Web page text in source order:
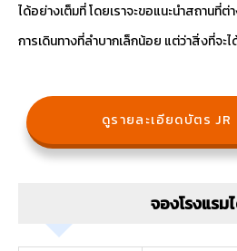
ได้อย่างเต็มที่ โดยเราจะขอแนะนำสถานที่ต่
การเดินทางที่ลำบากเล็กน้อย แต่ว่าสิ่งที่จ
ดูรายละเอียดบัตร JR
จองโรงแรม